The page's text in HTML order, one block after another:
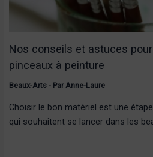
Nos conseils et astuces
pinceaux à peinture
Beaux-Arts- Par Anne-Laure
Choisir le bon matériel est une
qui souhaitent se lancer dans les